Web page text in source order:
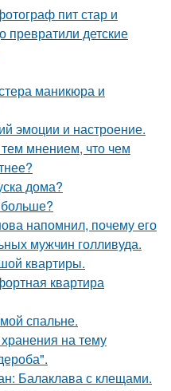
пит стар и
превратили детские
маникюра и
эмоции и настроение.
мнением, что чем
дома?
напомнил, почему его
мужчин голливуда.
квартиры.
квартира
спальне.
на тему
Балаклава с клещами.